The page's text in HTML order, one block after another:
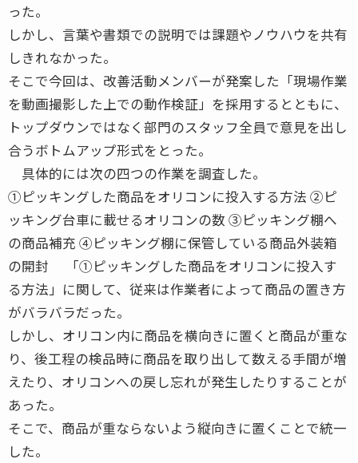
った。
しかし、言葉や書類での説明では課題やノウハウを共有
しきれなかった。
そこで今回は、改善活動メンバーが発案した「現場作業
を動画撮影した上での動作検証」を採用するとともに、
トップダウンではなく部門のスタッフ全員で意見を出し
合うボトムアップ形式をとった。
具体的には次の四つの作業を調査した。
①ピッキングした商品をオリコンに投入する方法 ②ピ
ッキング台車に載せるオリコンの数 ③ピッキング棚へ
の商品補充 ④ピッキング棚に保管している商品外装箱
の開封 「①ピッキングした商品をオリコンに投入す
る方法」に関して、従来は作業者によって商品の置き方
がバラバラだった。
しかし、オリコン内に商品を横向きに置くと商品が重な
り、後工程の検品時に商品を取り出して数える手間が増
えたり、オリコンへの戻し忘れが発生したりすることが
あった。
そこで、商品が重ならないよう縦向きに置くことで統一
した。